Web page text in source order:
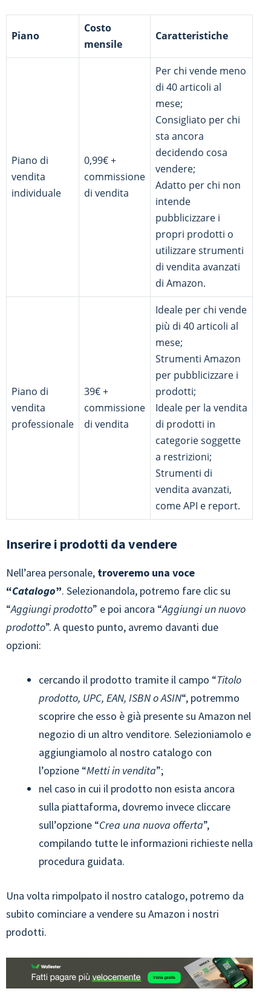
Piano
Costo
mensile
Caratteristiche
Piano di
vendita
individuale
0,99€ +
commissione
di vendita
Per chi vende meno
di 40 articoli al
mese;
Consigliato per chi
sta ancora
decidendo cosa
vendere;
Adatto per chi non
intende
pubblicizzare i
propri prodotti o
utilizzare strumenti
di vendita avanzati
di Amazon.
Piano di
vendita
professionale
39€ +
commissione
di vendita
Ideale per chi vende
più di 40 articoli al
mese;
Strumenti Amazon
per pubblicizzare i
prodotti;
Ideale per la vendita
di prodotti in
categorie soggette
a restrizioni;
Strumenti di
vendita avanzati,
come API e report.
Inserire i prodotti da vendere
Nell’area personale, troveremo una voce
“Catalogo”. Selezionandola, potremo fare clic su
“Aggiungi prodotto” e poi ancora “Aggiungi un nuovo
prodotto”. A questo punto, avremo davanti due
opzioni:
cercando il prodotto tramite il campo “Titolo
prodotto, UPC, EAN, ISBN o ASIN“, potremmo
scoprire che esso è già presente su Amazon nel
negozio di un altro venditore. Selezioniamolo e
aggiungiamolo al nostro catalogo con
l’opzione “Metti in vendita”;
nel caso in cui il prodotto non esista ancora
sulla piattaforma, dovremo invece cliccare
sull’opzione “Crea una nuova offerta”,
compilando tutte le informazioni richieste nella
procedura guidata.
Una volta rimpolpato il nostro catalogo, potremo da
subito cominciare a vendere su Amazon i nostri
prodotti.